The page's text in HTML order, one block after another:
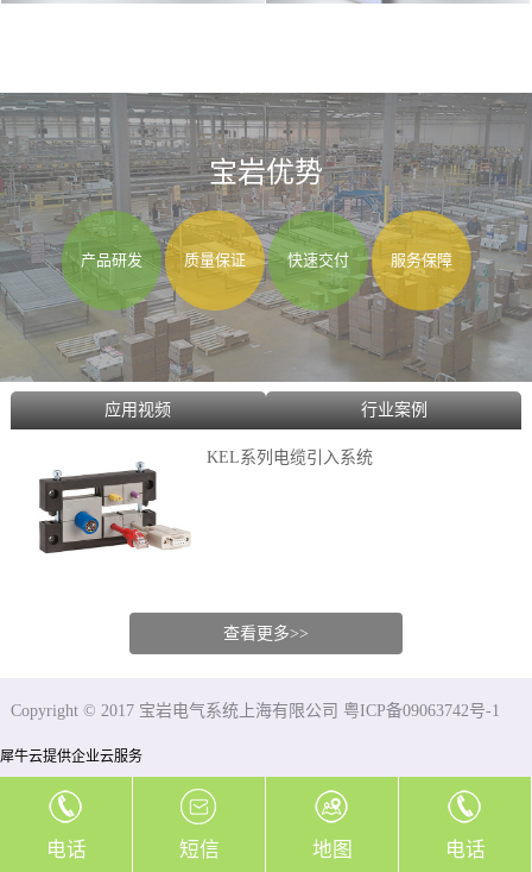
宝岩优势
产品研发 质量保证 快速交付 服务保障
应用视频 行业案例
KEL系列电缆引入系统
查看更多>>
Copyright © 2017 宝岩电气系统上海有限公司 粤ICP备09063742号-1
犀牛云提供企业云服务
电话 短信 地图 电话